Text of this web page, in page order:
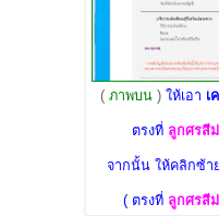
( ภาพบน )ให้เอา เ
ตรงที่ ลูกศรสี
จากนั้น ให้คลิกซ้า
( ตรงที่ ลูกศรสี